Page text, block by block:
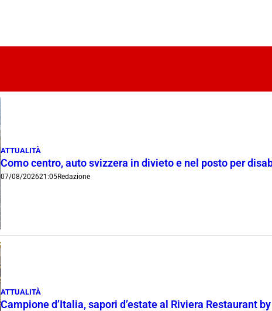
ATTUALITÀ
Como centro, auto svizzera in divieto e nel posto per
07/08/202621:05Redazione
ATTUALITÀ
Campione d’Italia, sapori d’estate al Riviera Restaurant